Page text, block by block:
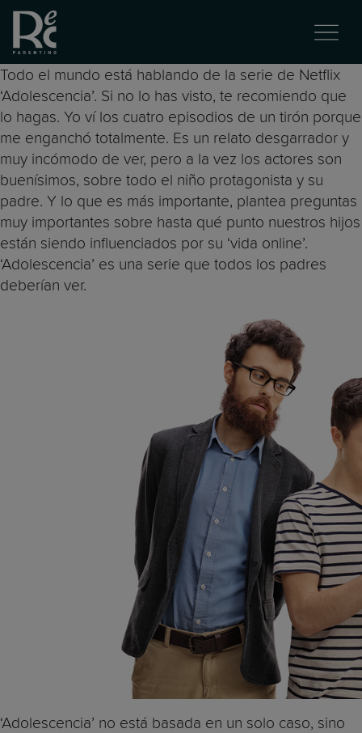
Todo el mundo está hablando de la serie de Netflix
‘Adolescencia’. Si no lo has visto, te recomiendo que
lo hagas. Yo ví los cuatro episodios de un tirón porque
me enganchó totalmente. Es un relato desgarrador y
muy incómodo de ver, pero a la vez los actores son
buenísimos, sobre todo el niño protagonista y su
padre. Y lo que es más importante, plantea preguntas
muy importantes sobre hasta qué punto nuestros hijos
están siendo influenciados por su ‘vida online’.
‘Adolescencia’ es una serie que todos los padres
deberían ver.
‘Adolescencia’ no está basada en un solo caso, sino